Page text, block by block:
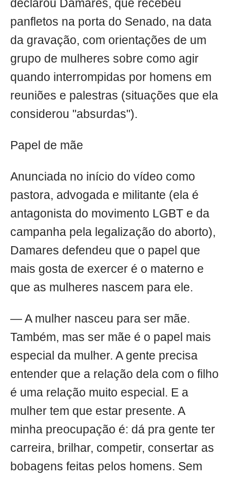
declarou Damares, que recebeu
panfletos na porta do Senado, na data
da gravação, com orientações de um
grupo de mulheres sobre como agir
quando interrompidas por homens em
reuniões e palestras (situações que ela
considerou "absurdas").
Papel de mãe
Anunciada no início do vídeo como
pastora, advogada e militante (ela é
antagonista do movimento LGBT e da
campanha pela legalização do aborto),
Damares defendeu que o papel que
mais gosta de exercer é o materno e
que as mulheres nascem para ele.
— A mulher nasceu para ser mãe.
Também, mas ser mãe é o papel mais
especial da mulher. A gente precisa
entender que a relação dela com o filho
é uma relação muito especial. E a
mulher tem que estar presente. A
minha preocupação é: dá pra gente ter
carreira, brilhar, competir, consertar as
bobagens feitas pelos homens. Sem